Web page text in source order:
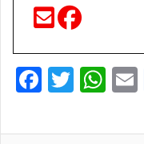
F
c
T
itt
W
at